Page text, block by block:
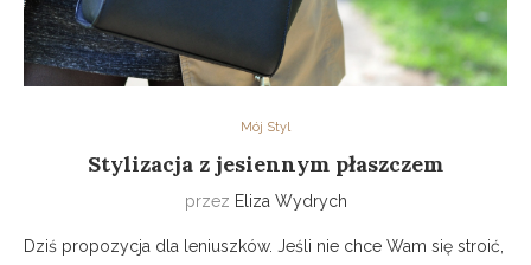
Mój Styl
Stylizacja z jesiennym płaszczem
przez Eliza Wydrych
Dziś propozycja dla leniuszków. Jeśli nie chce Wam się stroić,